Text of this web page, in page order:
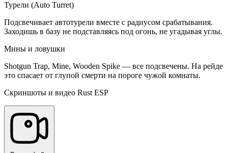
Турели (Auto Turret)
Подсвечивает автотурели вместе с радиусом срабатывания.
Заходишь в базу не подставляясь под огонь, не угадывая углы.
Мины и ловушки
Shotgun Trap, Mine, Wooden Spike — все подсвечены. На рейде
это спасает от глупой смерти на пороге чужой комнаты.
Скриншоты и видео Rust ESP